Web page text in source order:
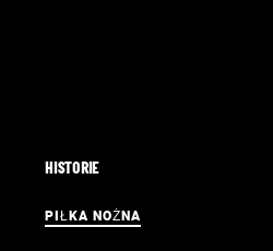
HISTORIE
PIŁKA NOŻNA